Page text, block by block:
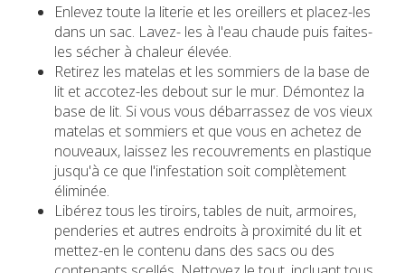
Enlevez toute la literie et les oreillers et placez-les
dans un sac. Lavez- les à l'eau chaude puis faites-
les sécher à chaleur élevée.
Retirez les matelas et les sommiers de la base de
lit et accotez-les debout sur le mur. Démontez la
base de lit. Si vous vous débarrassez de vos vieux
matelas et sommiers et que vous en achetez de
nouveaux, laissez les recouvrements en plastique
jusqu'à ce que l'infestation soit complètement
éliminée.
Libérez tous les tiroirs, tables de nuit, armoires,
penderies et autres endroits à proximité du lit et
mettez-en le contenu dans des sacs ou des